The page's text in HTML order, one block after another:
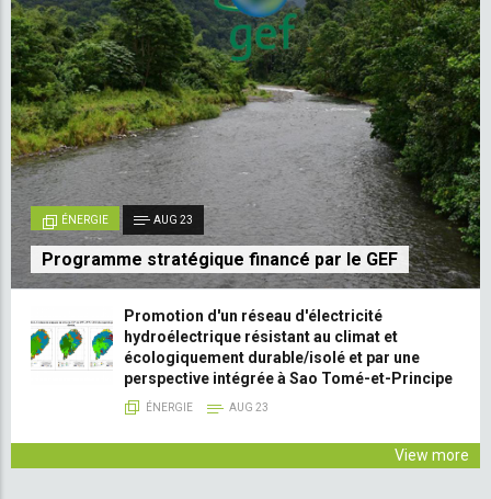
ÉNERGIE AUG 23
Programme stratégique financé par le GEF
Promotion d'un réseau d'électricité
hydroélectrique résistant au climat et
écologiquement durable/isolé et par une
perspective intégrée à Sao Tomé-et-Principe
ÉNERGIE AUG 23
View more